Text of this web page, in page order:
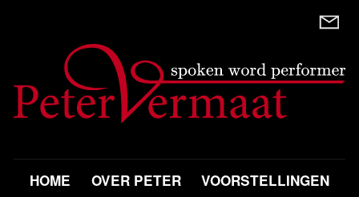
HOME OVER PETER
VOORSTELLINGEN